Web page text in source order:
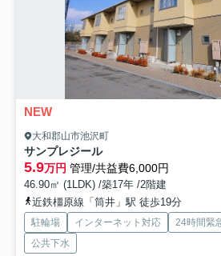
NEW
大和郡山市池沢町
サンプレジール
5.9万円 管理/共益費6,000円
46.90㎡ (1LDK) /築17年 /2階建
近鉄橿原線「筒井」駅 徒歩19分
駐輪場 インターネット対応
24時間緊
公共下水